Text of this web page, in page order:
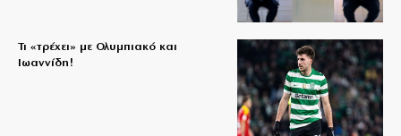
Τι «τρέχει» με Ολυμπιακό και
Ιωαννίδη!